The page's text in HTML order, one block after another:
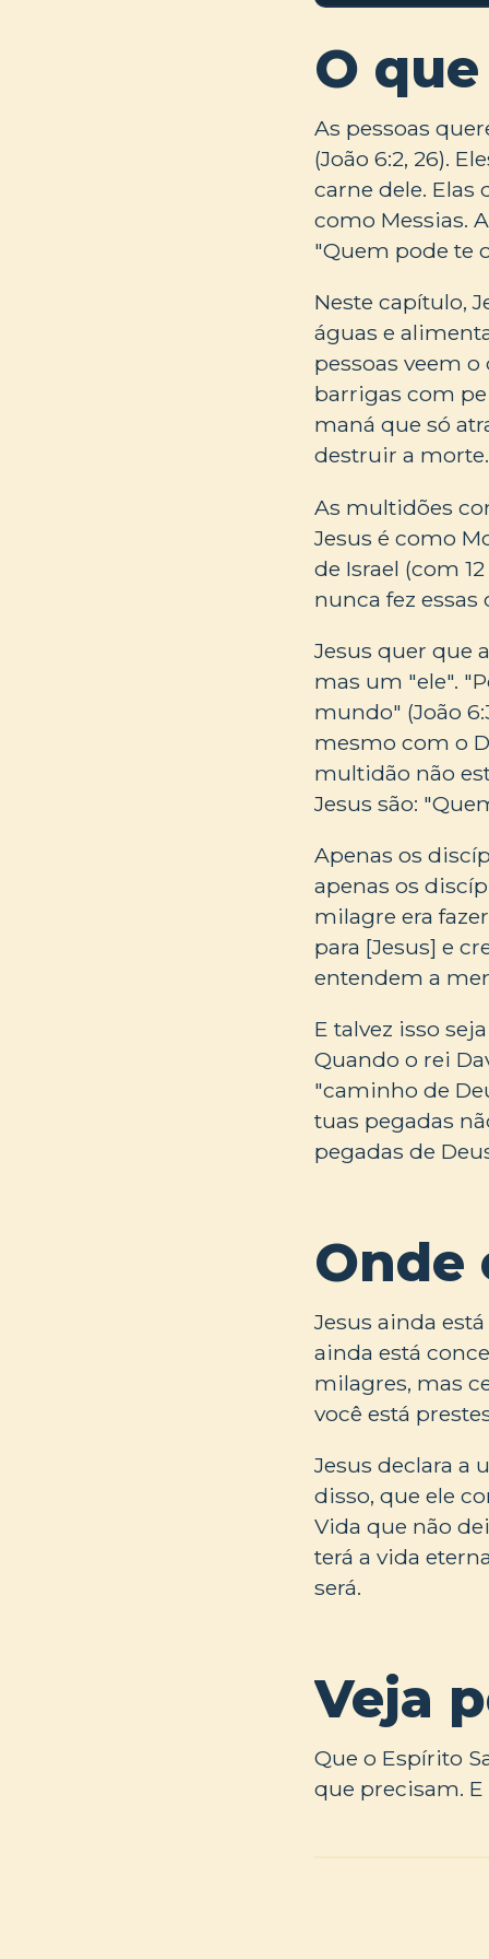
O
As pessoas
(João 6:2, 26).
carne dele. Elas
como Messias.
"Quem pode te
Neste capítulo,
águas e
pessoas veem
barrigas com
maná que só
destruir a morte.
As multidões
Jesus é como
de Israel (com
nunca fez essas
Jesus quer que
mas um "ele".
mundo" (João
mesmo com o
multidão não
Jesus são:
Apenas os
apenas os
milagre era
para [Jesus] e
entendem a
E talvez isso
Quando o rei
"caminho de
tuas pegadas
pegadas de
Onde
Jesus ainda
ainda está
milagres, mas
você está
Jesus declara a
disso, que ele
Vida que não
terá a vida
será.
Veja
Que o Espírito
que precisam. E